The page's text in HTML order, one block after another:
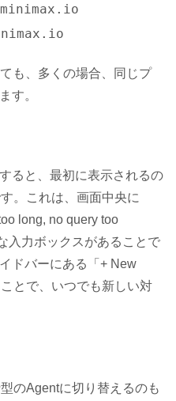
も、多くの場合、同じプ
す。
ると、最初に表示されるの
。これは、画面中央に
long, no query too
入力ボックスがあることで
ドバーにある「+ New
とで、いつでも新しい対
のAgentに切り替えるのも